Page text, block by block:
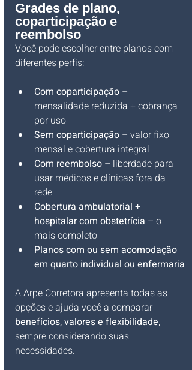
Grades de plano,
coparticipação e
reembolso
Você pode escolher entre planos com
diferentes perfis:
Com coparticipação –
mensalidade reduzida + cobrança
por uso
Sem coparticipação – valor fixo
mensal e cobertura integral
Com reembolso – liberdade para
usar médicos e clínicas fora da
rede
Cobertura ambulatorial +
hospitalar com obstetrícia – o
mais completo
Planos com ou sem acomodação
em quarto individual ou enfermaria
A Arpe Corretora apresenta todas as
opções e ajuda você a comparar
benefícios, valores e flexibilidade,
sempre considerando suas
necessidades.